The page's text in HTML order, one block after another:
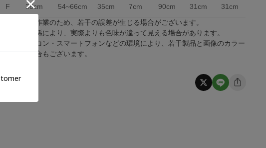
F 38cm 54~66cm 35cm 7cm 90cm 31cm
31cm
※採寸は手作業のため、若干の誤差が生じる場合がございます。
※照明の関係により、実際よりも色味が違って見える場合があります。
※またパソコン・スマートフォンなどの環境により、若干製品と画像のカラー
が異なる場合もございます。